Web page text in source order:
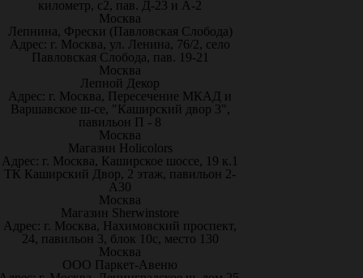
километр, с2, пав. Д-23 и А-2
Москва
Лепнина, Фрески (Павловская Слобода)
Адрес: г. Москва, ул. Ленина, 76/2, село
Павловская Слобода, пав. 19-21
Москва
Лепной Декор
Адрес: г. Москва, Пересечение МКАД и
Варшавское ш-се, "Каширский двор 3",
павильон П - 8
Москва
Магазин Holicolors
Адрес: г. Москва, Каширское шоссе, 19 к.1
ТК Каширский Двор, 2 этаж, павильон 2-
А30
Москва
Магазин Sherwinstore
Адрес: г. Москва, Нахимовский проспект,
24, павильон 3, блок 10с, место 130
Москва
ООО Паркет-Авeню